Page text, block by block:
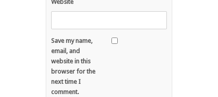
Website
Save my name,
email, and
website in this
browser for the
next time I
comment.